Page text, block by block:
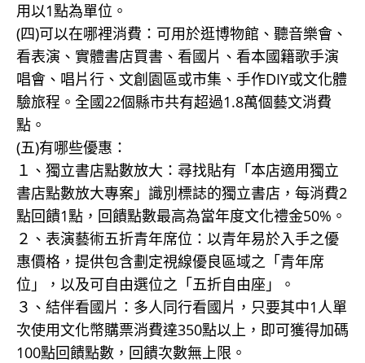
用以1點為單位。
(四)可以在哪裡消費：可用於逛博物館、聽音樂會、
看表演、實體書店買書、看國片、看本國籍歌手演
唱會、唱片行、文創園區或市集、手作DIY或文化體
驗旅程。全國22個縣市共有超過1.8萬個藝文消費
點。
(五)有哪些優惠：
１、獨立書店點數放大：尋找貼有「本店適用獨立
書店點數放大專案」識別標誌的獨立書店，每消費2
點回饋1點，回饋點數最高為當年度文化禮金50%。
２、表演藝術五折青年席位：以青年易於入手之優
惠價格，提供包含劃定視線優良區域之「青年席
位」，以及可自由選位之「五折自由座」。
３、結伴看國片：多人同行看國片，只要其中1人單
次使用文化幣購票消費達350點以上，即可獲得加碼
100點回饋點數，回饋次數無上限。